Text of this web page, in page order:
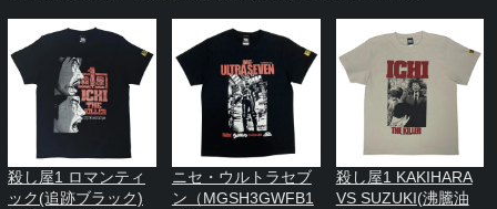
殺し屋1 ロマンティ
ック(追跡ブラック)
ニセ・ウルトラセブ
ン（MGSH3GWFB1
殺し屋1 KAKIHARA
VS SUZUKI(沸騰油